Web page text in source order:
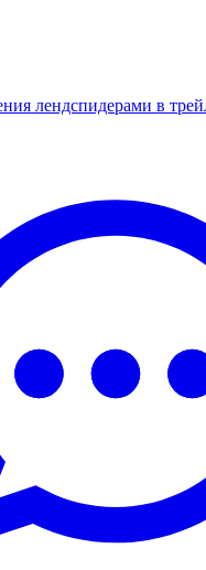
лендспидерами в